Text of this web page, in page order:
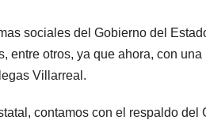
sociales del Gobierno del
entre otros, ya que ahora, con
Villarreal.
contamos con el respaldo del